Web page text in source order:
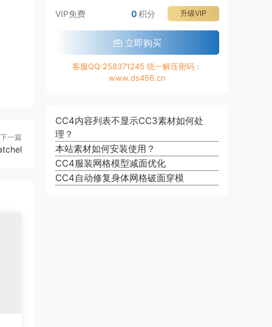
下一篇
VIP免费 升级VIP
0积分
立即购买
客服QQ:258371245 统一解压密码：
www.ds456.cn
CC4内容列表不显示CC3素材如何处
理？
本站素材如何安装使用？
CC4服装网格模型减面优化
CC4自动修复身体网格破面穿模